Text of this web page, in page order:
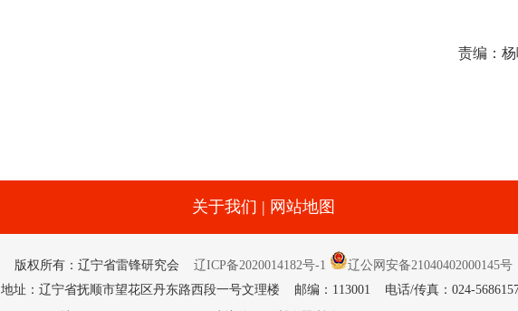
责编：
关于我们 | 网站地图
版权所有：辽宁省雷锋研究会 辽ICP备2020014182号-1
辽公网安备21040402000145号
地址：辽宁省抚顺市望花区丹东路西段一号文理楼 邮编：113001 电话/传真：024-